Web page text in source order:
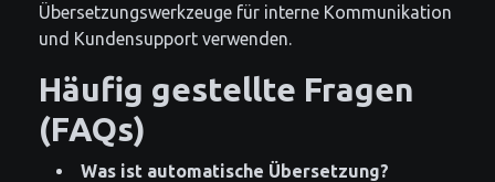
Übersetzungswerkzeuge für interne Kommunikation
und Kundensupport verwenden.
Häufig gestellte Fragen
(FAQs)
Was ist automatische Übersetzung?